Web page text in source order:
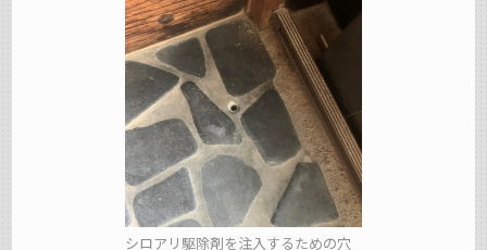
シロアリ駆除剤を注入するための穴